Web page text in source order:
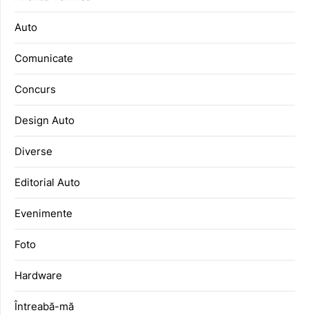
Auto
Comunicate
Concurs
Design Auto
Diverse
Editorial Auto
Evenimente
Foto
Hardware
Întreabă-mă